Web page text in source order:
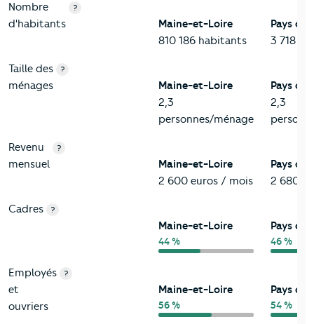
Nombre
d'habitants
?
Maine-et-Loire
810 186 habitants
Pays de
3 718
Taille des
ménages
?
Maine-et-Loire
2,3
personnes/ménage
Pays de
2,3
Revenu
mensuel
?
Maine-et-Loire
2 600 euros / mois
Pays de
2 680
Cadres ?
Maine-et-Loire
44 %
Pays de
46 %
Employés
et
ouvriers
?
Maine-et-Loire
56 %
Pays de
54 %